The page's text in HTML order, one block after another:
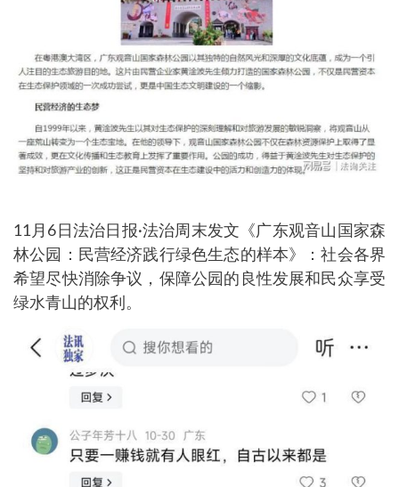
11月6日法治日报·法治周末发文《广东观音山国家森
林公园：民营经济践行绿色生态的样本》：社会各界
希望尽快消除争议，保障公园的良性发展和民众享受
绿水青山的权利。